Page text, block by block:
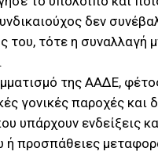
δεν
του, τότε η συναλλαγή
της ΑΑΔΕ,
γονικές παροχές
υπάρχουν ενδείξεις
ή προσπάθειες